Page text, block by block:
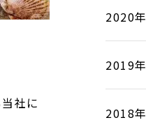
社に
2020年
2019年
2018年